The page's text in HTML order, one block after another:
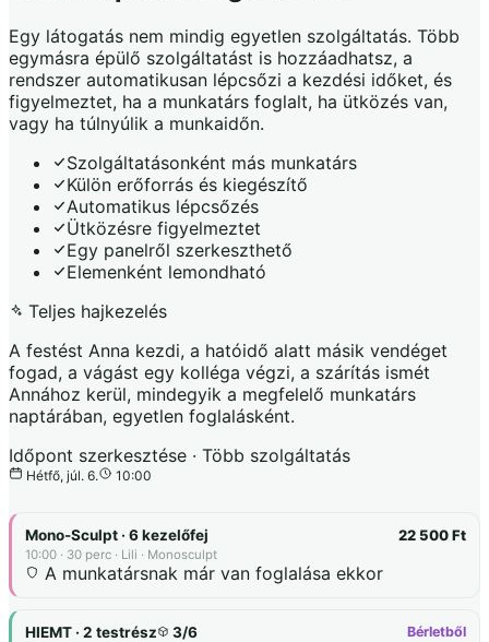
Egy látogatás nem mindig egyetlen szolgáltatás. Több
egymásra épülő szolgáltatást is hozzáadhatsz, a
rendszer automatikusan lépcsőzi a kezdési időket, és
figyelmeztet, ha a munkatárs foglalt, ha ütközés van,
vagy ha túlnyúlik a munkaidőn.
Szolgáltatásonként más munkatárs
Külön erőforrás és kiegészítő
Automatikus lépcsőzés
Ütközésre figyelmeztet
Egy panelről szerkeszthető
Elemenként lemondható
Teljes hajkezelés
A festést Anna kezdi, a hatóidő alatt másik vendéget
fogad, a vágást egy kolléga végzi, a szárítás ismét
Annához kerül, mindegyik a megfelelő munkatárs
naptárában, egyetlen foglalásként.
Időpont szerkesztése · Több szolgáltatás
Hétfő, júl. 6. 10:00
Mono-Sculpt · 6 kezelőfej 22 500 Ft
10:00 · 30 perc · Lili · Monosculpt
A munkatársnak már van foglalása ekkor
HIEMT · 2 testrész 3/6 Bérletből